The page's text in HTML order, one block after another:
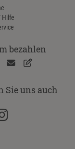
Hilfe
bezahlen
Sie uns auch